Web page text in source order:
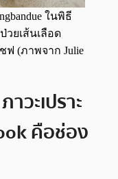
ในพิธี
วยเส้นเลือด
ฟ (ภาพจาก Julie
วะเปราะ
คือช่อง